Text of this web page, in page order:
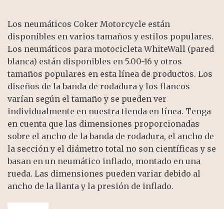
Los neumáticos Coker Motorcycle están
disponibles en varios tamaños y estilos populares.
Los neumáticos para motocicleta WhiteWall (pared
blanca) están disponibles en 5.00-16 y otros
tamaños populares en esta línea de productos. Los
diseños de la banda de rodadura y los flancos
varían según el tamaño y se pueden ver
individualmente en nuestra tienda en línea. Tenga
en cuenta que las dimensiones proporcionadas
sobre el ancho de la banda de rodadura, el ancho de
la sección y el diámetro total no son científicas y se
basan en un neumático inflado, montado en una
rueda. Las dimensiones pueden variar debido al
ancho de la llanta y la presión de inflado.